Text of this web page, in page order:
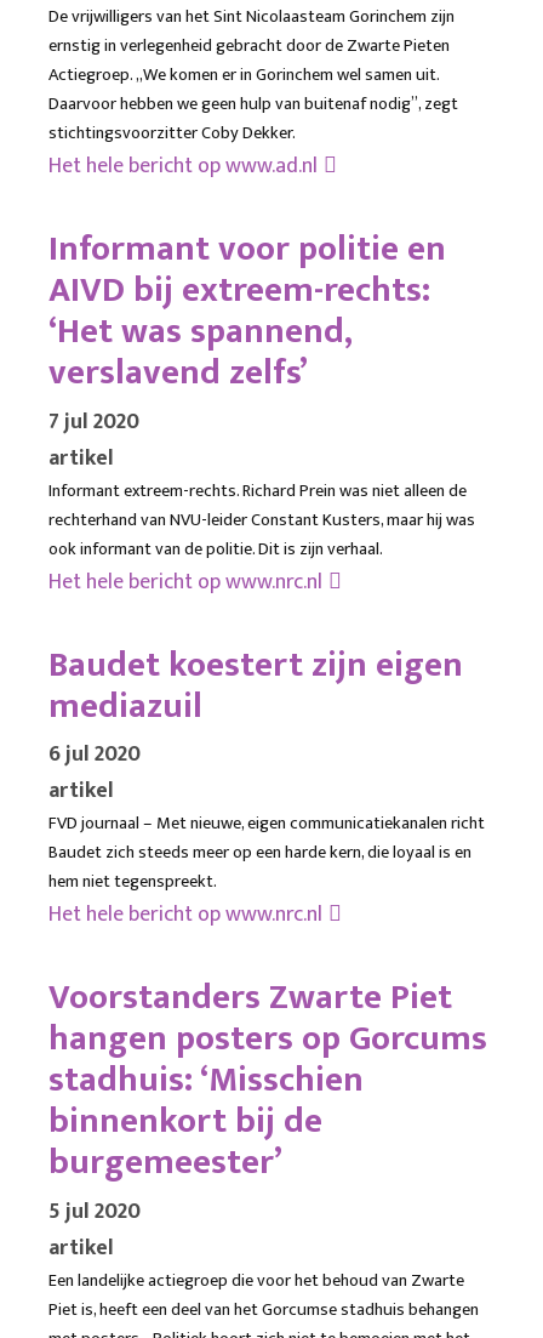
De vrijwilligers van het Sint Nicolaasteam Gorinchem zijn
ernstig in verlegenheid gebracht door de Zwarte Pieten
Actiegroep. ,,We komen er in Gorinchem wel samen uit.
Daarvoor hebben we geen hulp van buitenaf nodig’’, zegt
stichtingsvoorzitter Coby Dekker.
Het hele bericht opwww.ad.nl
Informant voor politie en
AIVD bij extreem-rechts:
‘Het was spannend,
verslavend zelfs’
7 jul 2020
artikel
Informant extreem-rechts. Richard Prein was niet alleen de
rechterhand van NVU-leider Constant Kusters, maar hij was
ook informant van de politie. Dit is zijn verhaal.
Het hele bericht opwww.nrc.nl
Baudet koestert zijn eigen
mediazuil
6 jul 2020
artikel
FVD journaal – Met nieuwe, eigen communicatiekanalen richt
Baudet zich steeds meer op een harde kern, die loyaal is en
hem niet tegenspreekt.
Het hele bericht opwww.nrc.nl
Voorstanders Zwarte Piet
hangen posters op Gorcums
stadhuis: ‘Misschien
binnenkort bij de
burgemeester’
5 jul 2020
artikel
Een landelijke actiegroep die voor het behoud van Zwarte
Piet is, heeft een deel van het Gorcumse stadhuis behangen